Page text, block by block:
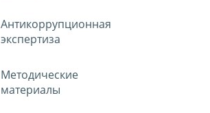
Антикоррупционная
экспертиза
Методические
материалы